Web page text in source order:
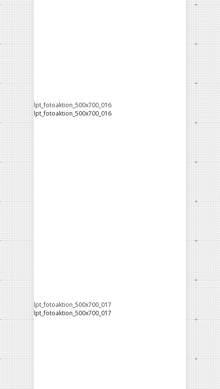
lpt_fotoaktion_500x700_016
lpt_fotoaktion_500x700_016
lpt_fotoaktion_500x700_017
lpt_fotoaktion_500x700_017